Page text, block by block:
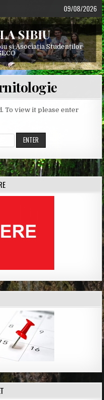
09/08/2026
SIBIU
și Asociația Studenților
To view it please enter